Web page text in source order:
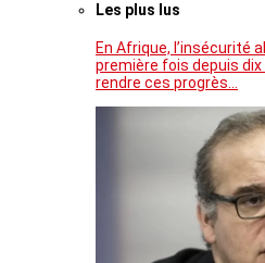
Les plus lus
En Afrique, l’insécurité
première fois depuis
rendre ces progrès…